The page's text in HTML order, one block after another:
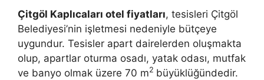
Çitgöl Kaplıcaları otel fiyatları, tesisleri Çitgöl
Belediyesi’nin işletmesi nedeniyle bütçeye
uygundur. Tesisler apart dairelerden oluşmakta
olup, apartlar oturma osadı, yatak odası, mutfak
ve banyo olmak üzere 70 m2 büyüklüğündedir.